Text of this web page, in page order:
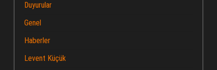
Duyurular
Genel
Haberler
Levent Küçük